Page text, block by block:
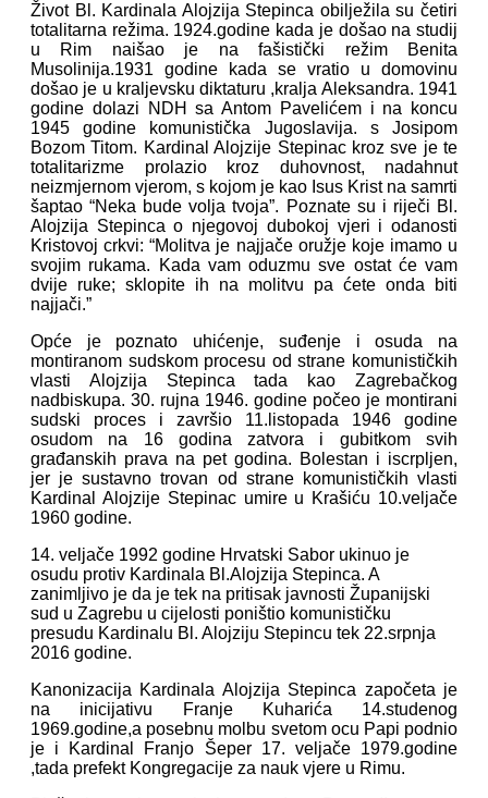
Život Bl. Kardinala Alojzija Stepinca obilježila su četiri
totalitarna režima. 1924.godine kada je došao na studij
u Rim naišao je na fašistički režim Benita
Musolinija.1931 godine kada se vratio u domovinu
došao je u kraljevsku diktaturu ,kralja Aleksandra. 1941
godine dolazi NDH sa Antom Pavelićem i na koncu
1945 godine komunistička Jugoslavija. s Josipom
Bozom Titom. Kardinal Alojzije Stepinac kroz sve je te
totalitarizme prolazio kroz duhovnost, nadahnut
neizmjernom vjerom, s kojom je kao Isus Krist na samrti
šaptao “Neka bude volja tvoja”. Poznate su i riječi Bl.
Alojzija Stepinca o njegovoj dubokoj vjeri i odanosti
Kristovoj crkvi: “Molitva je najjače oružje koje imamo u
svojim rukama. Kada vam oduzmu sve ostat će vam
dvije ruke; sklopite ih na molitvu pa ćete onda biti
najjači.”
Opće je poznato uhićenje, suđenje i osuda na
montiranom sudskom procesu od strane komunističkih
vlasti Alojzija Stepinca tada kao Zagrebačkog
nadbiskupa. 30. rujna 1946. godine počeo je montirani
sudski proces i završio 11.listopada 1946 godine
osudom na 16 godina zatvora i gubitkom svih
građanskih prava na pet godina. Bolestan i iscrpljen,
jer je sustavno trovan od strane komunističkih vlasti
Kardinal Alojzije Stepinac umire u Krašiću 10.veljače
1960 godine.
14. veljače 1992 godine Hrvatski Sabor ukinuo je
osudu protiv Kardinala Bl.Alojzija Stepinca. A
zanimljivo je da je tek na pritisak javnosti Županijski
sud u Zagrebu u cijelosti poništio komunističku
presudu Kardinalu Bl. Alojziju Stepincu tek 22.srpnja
2016 godine.
Kanonizacija Kardinala Alojzija Stepinca započeta je
na inicijativu Franje Kuharića 14.studenog
1969.godine,a posebnu molbu svetom ocu Papi podnio
je i Kardinal Franjo Šeper 17. veljače 1979.godine
,tada prefekt Kongregacije za nauk vjere u Rimu.